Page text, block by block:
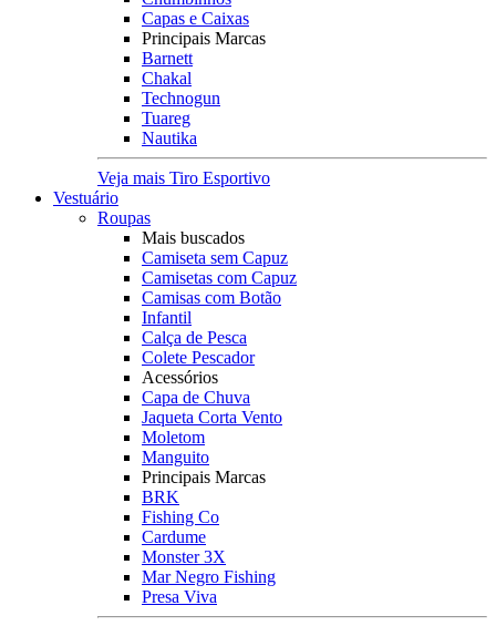
Capas e Caixas
Principais Marcas
Barnett
Chakal
Technogun
Tuareg
Nautika
Veja mais Tiro Esportivo
Vestuário
Roupas
Mais buscados
Camiseta sem Capuz
Camisetas com Capuz
Camisas com Botão
Infantil
Calça de Pesca
Colete Pescador
Acessórios
Capa de Chuva
Jaqueta Corta Vento
Moletom
Manguito
Principais Marcas
BRK
Fishing Co
Cardume
Monster 3X
Mar Negro Fishing
Presa Viva